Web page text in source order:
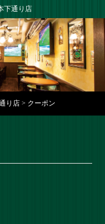
下通り店
り店 > クーポン